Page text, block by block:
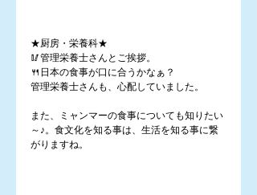
★厨房・栄養科★
🥢管理栄養士さんとご挨拶。
🍴日本の食事が口に合うかなぁ？
管理栄養士さんも、心配していました。
また、ミャンマーの食事についても知りたい
～♪。食文化を知る事は、生活を知る事に繋
がりますね。